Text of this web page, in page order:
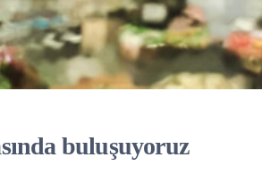
buluşuyoruz